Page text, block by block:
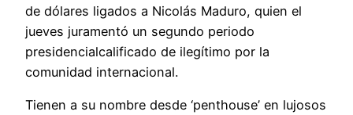
de dólares ligados a Nicolás Maduro, quien el
jueves juramentó un segundo periodo
presidencialcalificado de ilegítimo por la
comunidad internacional.
Tienen a su nombre desde ‘penthouse’ en lujosos